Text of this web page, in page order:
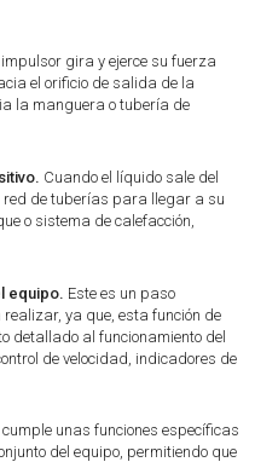
impulsor gira y ejerce su fuerza
el orificio de salida de la
la manguera o tubería de
Cuando el líquido sale del
red de tuberías para llegar a su
o sistema de calefacción,
equipo. Este es un paso
ya que, esta función de
detallado al funcionamiento del
de velocidad, indicadores de
unas funciones específicas
del equipo, permitiendo que